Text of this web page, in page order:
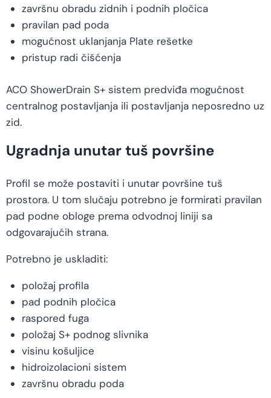
završnu obradu zidnih i podnih pločica
pravilan pad poda
mogućnost uklanjanja Plate rešetke
pristup radi čišćenja
ACO ShowerDrain S+ sistem predviđa mogućnost
centralnog postavljanja ili postavljanja neposredno uz
zid.
Ugradnja unutar tuš površine
Profil se može postaviti i unutar površine tuš
prostora. U tom slučaju potrebno je formirati pravilan
pad podne obloge prema odvodnoj liniji sa
odgovarajućih strana.
Potrebno je uskladiti:
položaj profila
pad podnih pločica
raspored fuga
položaj S+ podnog slivnika
visinu košuljice
hidroizolacioni sistem
završnu obradu poda